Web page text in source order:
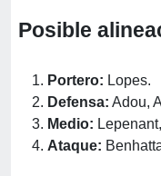
Posible
Portero: Lopes.
Defensa: Adou,
Medio:
Ataque: